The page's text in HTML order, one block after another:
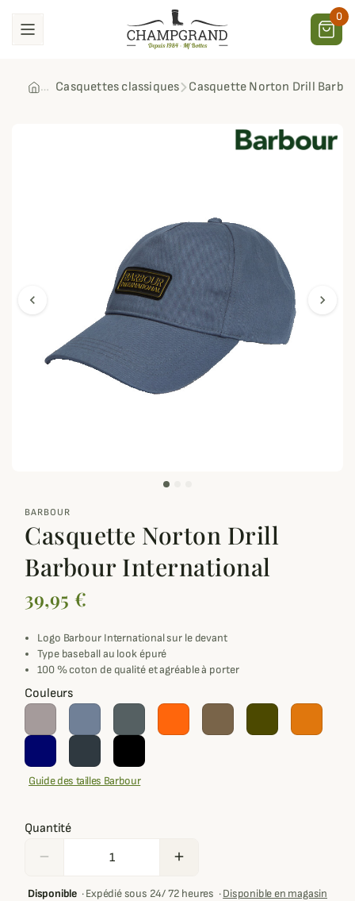
0
Casquettes classiques Casquette Norton Drill
chevron_left chevron_right
BARBOUR
Casquette Norton Drill
Barbour International
39,95 €
Logo Barbour International sur le devant
Type baseball au look épuré
100 % coton de qualité et agréable à porter
Couleurs
Guide des tailles Barbour
Quantité
remove add
Disponible·Expédié sous 24/ 72 heures ·Disponible en magasin